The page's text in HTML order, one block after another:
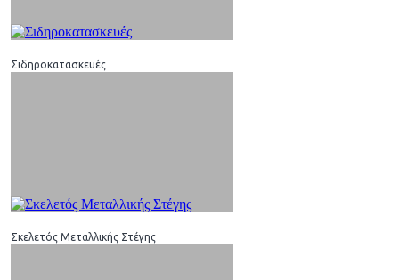
Σιδηροκατασκευές
Σκελετός Μεταλλικής Στέγης